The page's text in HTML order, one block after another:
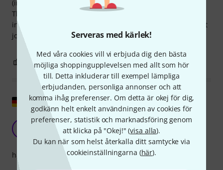
Serveras med kärlek!
Med våra cookies vill vi erbjuda dig den bästa
möjliga shoppingupplevelsen med allt som hör
till. Detta inkluderar till exempel lämpliga
erbjudanden, personliga annonser och att
komma ihåg preferenser. Om detta är okej för dig,
godkänn helt enkelt användningen av cookies för
preferenser, statistik och marknadsföring genom
att klicka på "Okej!" (visa alla).
Du kan när som helst återkalla ditt samtycke via
cookieinställningarna (här).
(inte mer, tur jag!). En ersättare anskaffades snabbt genom
Thomann och installerades snabbt med tillbehör och
instruktioner. Vad ska jag säga till oss? Mekanikerna gör sitt
jobb exakt och precist, utan spel, utan några anomalier.
ANMÄL RECENSION
Visa original
Oklanderlig!
St. Ananas 18.08.2020
hantverkskvalitet